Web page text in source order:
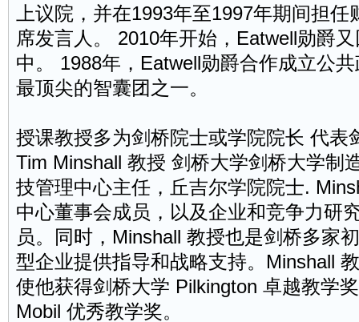
上议院，并在1993年至1997年期间担
席发言人。 2010年开始，Eatwell勋爵
中。 1988年，Eatwell勋爵合作成立公
最顶尖的智囊团之一。
授课教授多为剑桥院士或学院院长 代表
Tim Minshall 教授 剑桥大学剑桥大学制
技管理中心主任，丘吉尔学院院士.
中心董事会成员，以及企业和竞争力研
员。同时，Minshall 教授也是剑桥多家
型企业提供指导和战略支持。Minshall
使他获得剑桥大学 Pilkington 卓越教学
Mobil 优秀教学奖。